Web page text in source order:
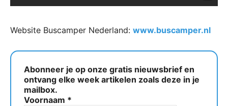
Website Buscamper Nederland: www.buscamper.nl
Abonneer je op onze gratis nieuwsbrief en
ontvang elke week artikelen zoals deze in je
mailbox.
Voornaam *